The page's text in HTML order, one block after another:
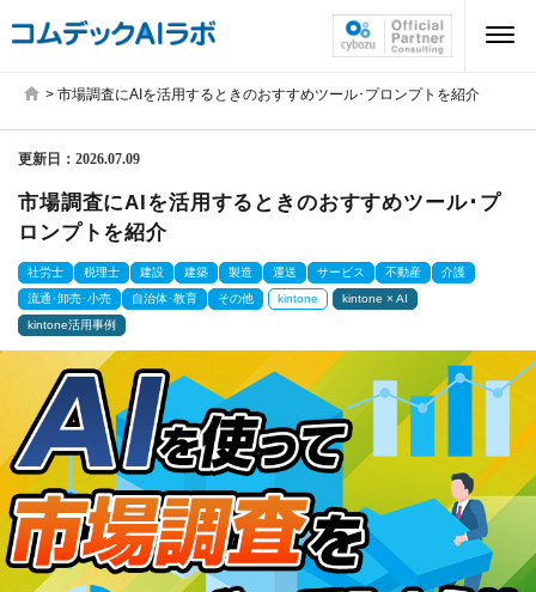
> 市場調査にAIを活用するときのおすすめツール･プロンプトを紹介
更新日： 2026.07.09
市場調査にAIを活用するときのおすすめツール･プ
ロンプトを紹介
社労士 税理士 建設 建築 製造 運送 サービス 不動産
介護
流通･卸売･小売
自治体･教育 その他 kintone
kintone × AI
kintone活用事例